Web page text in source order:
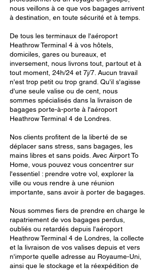
nous veillons à ce que vos bagages arrivent
à destination, en toute sécurité et à temps.
De tous les terminaux de l'aéroport
Heathrow Terminal 4 à vos hôtels,
domiciles, gares ou bureaux, et
inversement, nous livrons tout, partout et à
tout moment, 24h/24 et 7j/7. Aucun travail
n'est trop petit ou trop grand. Qu'il s'agisse
d'une seule valise ou de cent, nous
sommes spécialisés dans la livraison de
bagages porte-à-porte à l'aéroport
Heathrow Terminal 4 de Londres.
Nos clients profitent de la liberté de se
déplacer sans stress, sans bagages, les
mains libres et sans poids. Avec Airport To
Home, vous pouvez vous concentrer sur
l'essentiel : prendre votre vol, explorer la
ville ou vous rendre à une réunion
importante, sans avoir à porter de bagages.
Nous sommes fiers de prendre en charge le
rapatriement de vos bagages perdus,
oubliés ou retardés depuis l'aéroport
Heathrow Terminal 4 de Londres, la collecte
et la livraison de vos valises depuis et vers
n'importe quelle adresse au Royaume-Uni,
ainsi que le stockage et la réexpédition de